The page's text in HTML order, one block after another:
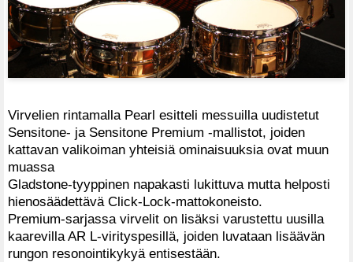
Virvelien rintamalla Pearl esitteli messuilla uudistetut
Sensitone- ja Sensitone Premium -mallistot, joiden
kattavan valikoiman yhteisiä ominaisuuksia ovat muun
muassa
Gladstone-tyyppinen napakasti lukittuva mutta helposti
hienosäädettävä Click-Lock-mattokoneisto.
Premium-sarjassa virvelit on lisäksi varustettu uusilla
kaarevilla AR L-virityspesillä, joiden luvataan lisäävän
rungon resonointikykyä entisestään.